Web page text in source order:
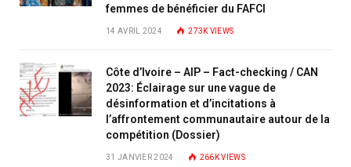
femmes de bénéficier du FAFCI
14 AVRIL 2024 273K VIEWS
Côte d’Ivoire – AIP – Fact-checking / CAN
2023: Éclairage sur une vague de
désinformation et d’incitations à
l’affrontement communautaire autour de la
compétition (Dossier)
31 JANVIER 2024 266KVIEWS